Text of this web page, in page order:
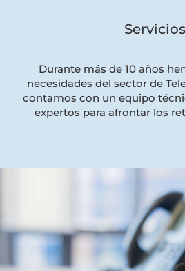
Servicios
Durante más de 10 años
necesidades del sector de
contamos con un equipo
expertos para afrontar los